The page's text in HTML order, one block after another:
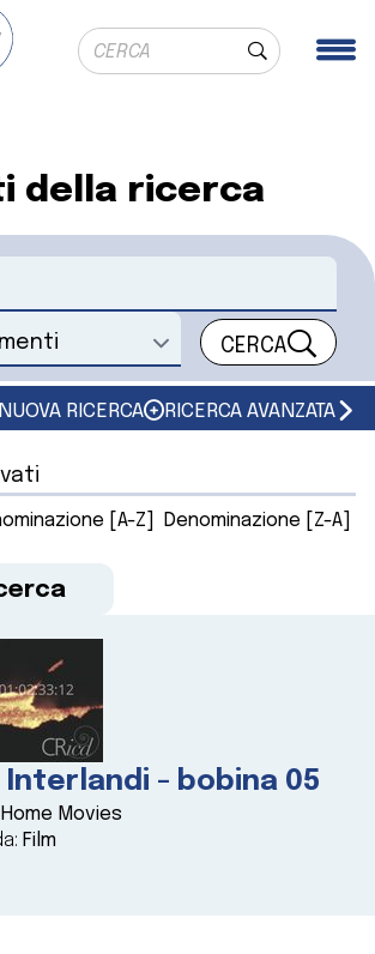
Ricerca globale
Cerca
della ricerca
CERCA
NUOVA RICERCA RICERCA AVANZATA
[A-Z] Denominazione [Z-A]
Interlandi - bobina 05
Movies
Film